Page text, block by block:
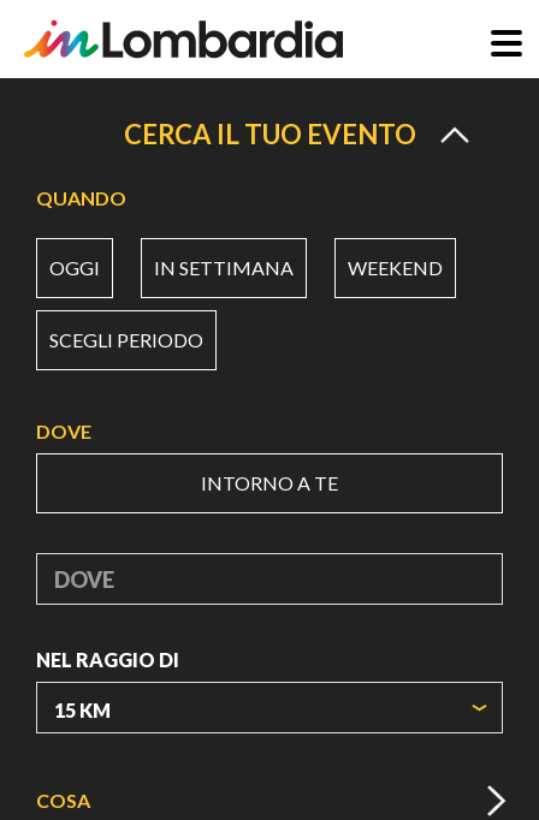
principale
CERCA IL TUO EVENTO
QUANDO
OGGI IN SETTIMANA WEEKEND
SCEGLI PERIODO
DOVE
INTORNO A TE
DOVE
NEL RAGGIO DI
COSA